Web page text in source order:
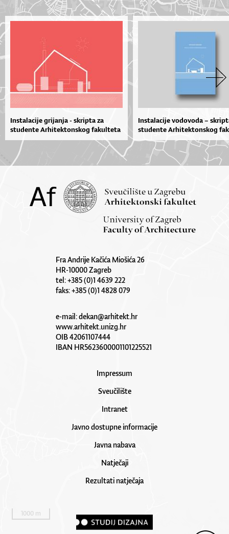
1000 m
Instalacije grijanja - skripta za
studente Arhitektonskog fakulteta
Instalacije vodovoda –
studente Arhitektonskog
Fra Andrije Kačića Miošića 26
HR-10000 Zagreb
tel: +385 (0)1 4639 222
faks: +385 (0)1 4828 079
e-mail:dekan@arhitekt.hr
www.arhitekt.unizg.hr
OIB 42061107444
IBAN HR5623600001101225521
Impressum
Sveučilište
Intranet
Javno dostupne informacije
Javna nabava
Natječaji
Rezultati natječaja